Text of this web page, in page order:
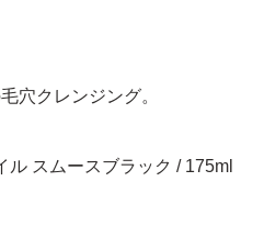
穴クレンジング。
ル スムースブラック / 175ml